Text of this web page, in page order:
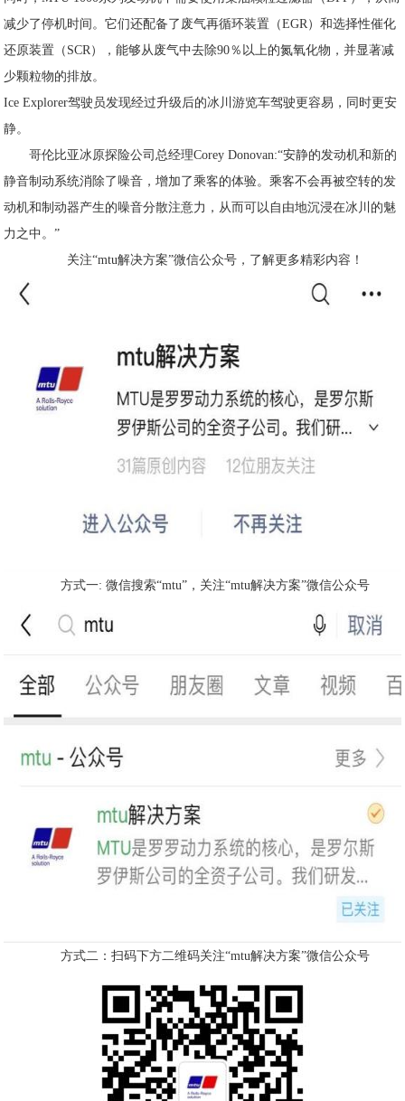
减少了停机时间 。它们还配备了废气再循环装置（EGR）和选择性催化
还原装置（SCR），能够从废气中去除90％以上的氮氧化物，并显著减
少颗粒物的排放。
Ice Explorer驾驶员发现经过升级后的冰川游览车驾驶更容易，同时更安
静。
哥伦比亚冰原探险公司总经理Corey Donovan:“安静的发动机和新的
静音制动系统消除了噪音，增加了乘客的体验。乘客不会再被空转的发
动机和制动器产生的噪音分散注意力，从而可以自由地沉浸在冰川的魅
力之中。”
关注“mtu解决方案”微信公众号，了解更多精彩内容！
方式一: 微信搜索“mtu”，关注“mtu解决方案”微信公众号
方式二 ： 扫码下方二维码关注“mtu解决方案”微信公众号